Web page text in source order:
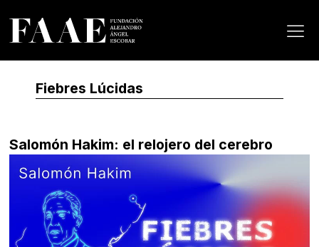
Fiebres Lúcidas
Salomón Hakim: el relojero del cerebro